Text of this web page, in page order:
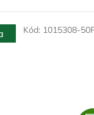
Kód: 1015308-